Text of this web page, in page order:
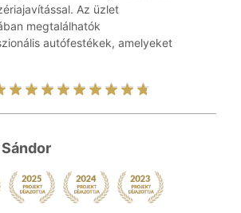
Az üzlet
megtalálhatók
autófestékek, amelyeket